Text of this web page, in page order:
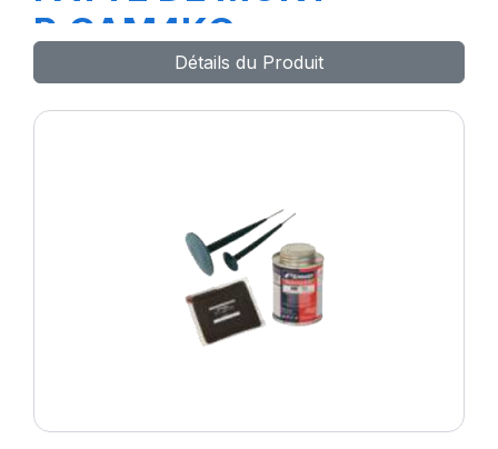
P.CAM4KG
Détails du Produit